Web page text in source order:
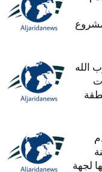
الله
لجهة